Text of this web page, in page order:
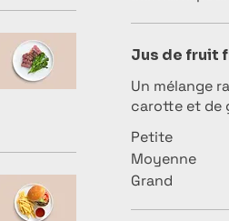
Jus de fruit
Un mélange
carotte et de
Petite
Moyenne
Grand